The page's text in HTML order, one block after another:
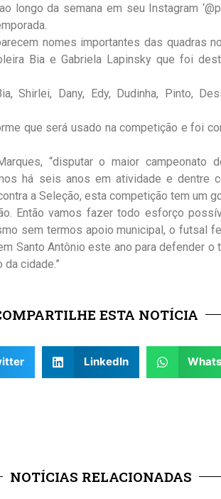
longo da semana em seu Instagram
nomes importantes das quadras
Bia e Gabriela Lapinsky que foi
Shirlei, Dany, Edy, Dudinha, Pinto,
que será usado na competição e foi
“disputar o maior
há seis anos em atividade e dentre
a Seleção, esta competição tem um
Então vamos fazer todo esforço
sem termos apoio municipal, o futsal
Santo Antônio este ano para defender o
cidade.”
ESTA NOTÍCIA
LinkedIn
NOTÍCIAS RELACIONADAS